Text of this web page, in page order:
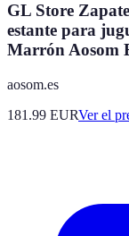
GL Store
estante para
Marrón Aosom
aosom.es
181.99 EURVer el